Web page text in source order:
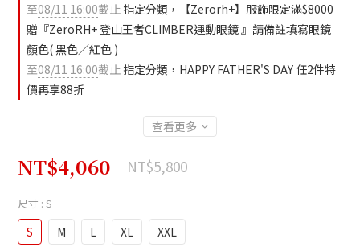
至08/11 16:00截止 指定分類，【Zerorh+】服飾限定滿$8000
贈『ZeroRH+ 登山王者CLIMBER運動眼鏡 』請備註填寫眼鏡
顏色( 黑色／紅色 )
至08/11 16:00截止 指定分類，HAPPY FATHER'S DAY 任2件特
價再享88折
查看更多
NT$4,060 NT$5,800
尺寸 : S
S M L XL XXL